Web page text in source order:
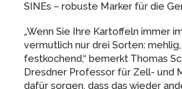
SINEs – robuste Marker für die
„Wenn Sie Ihre Kartoffeln immer
vermutlich nur drei Sorten:
festkochend,“ bemerkt Thomas
Dresdner Professor für Zell- und
dafür sorgen, dass das wieder